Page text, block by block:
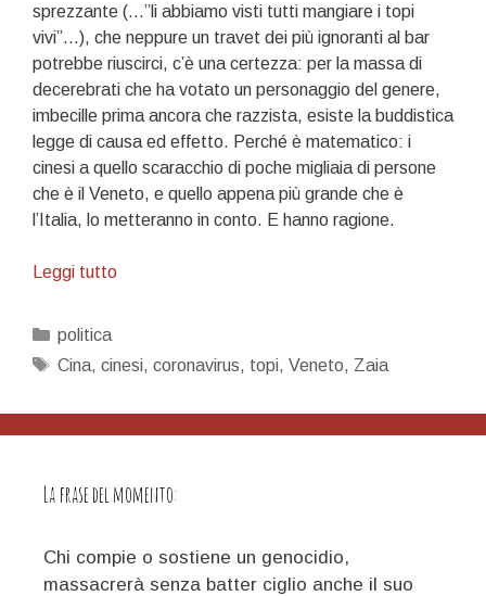
sprezzante (…”li abbiamo visti tutti mangiare i topi
vivi”…), che neppure un travet dei più ignoranti al bar
potrebbe riuscirci, c’è una certezza: per la massa di
decerebrati che ha votato un personaggio del genere,
imbecille prima ancora che razzista, esiste la buddistica
legge di causa ed effetto. Perché è matematico: i
cinesi a quello scaracchio di poche migliaia di persone
che è il Veneto, e quello appena più grande che è
l’Italia, lo metteranno in conto. E hanno ragione.
Leggi tuttoAbbiamo
Categorie
politica
Tag
Cina, cinesi, coronavirus, topi, Veneto, Zaia
La frase del momento:
Chi compie o sostiene un genocidio,
massacrerà senza batter ciglio anche il suo